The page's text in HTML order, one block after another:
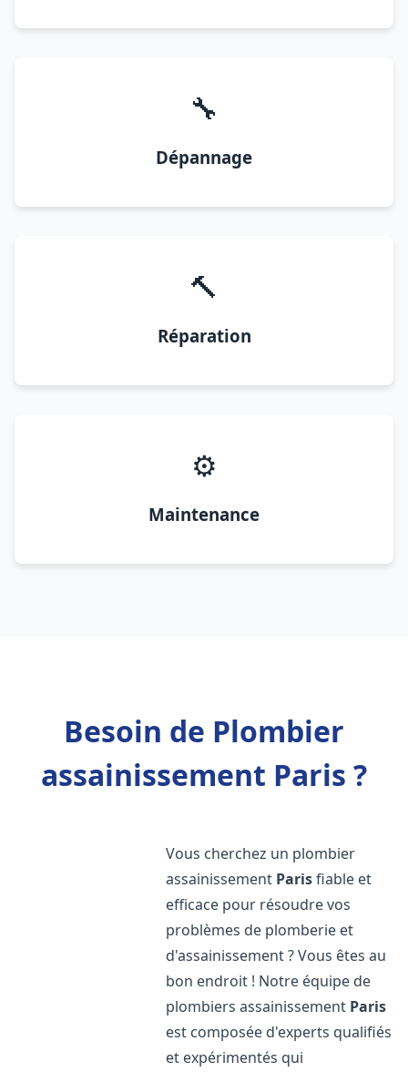
🔧
Dépannage
🔨
Réparation
⚙️
Maintenance
Besoin de Plombier
assainissement Paris ?
Vous cherchez un plombier
assainissement Parisfiable et
efficace pour résoudre vos
problèmes de plomberie et
d'assainissement ? Vous êtes au
bon endroit ! Notre équipe de
plombiers assainissement Paris
est composée d'experts qualifiés
et expérimentés qui